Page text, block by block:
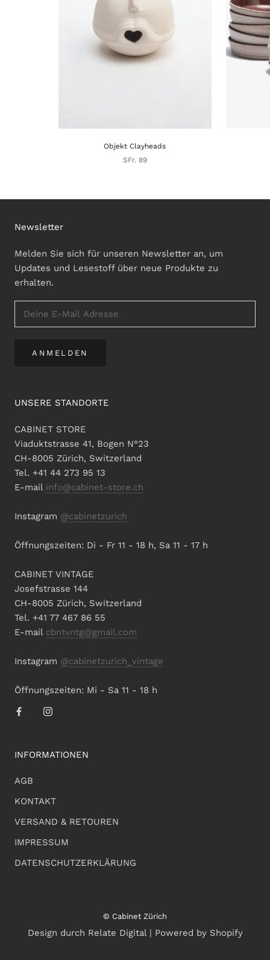
Objekt Clayheads
SFr. 89
Newsletter
Melden Sie sich für unseren Newsletter an, um
Updates und Lesestoff über neue Produkte zu
erhalten.
ANMELDEN
UNSERE STANDORTE
CABINET STORE
Viaduktstrasse 41, Bogen N°23
CH-8005 Zürich, Switzerland
Tel. +41 44 273 95 13
E-mail info@cabinet-store.ch
Instagram @cabinetzurich
Öffnungszeiten: Di - Fr 11 - 18 h, Sa 11 - 17 h
CABINET VINTAGE
Josefstrasse 144
CH-8005 Zürich, Switzerland
Tel. +41 77 467 86 55
E-mail cbntvntg@gmail.com
Instagram @cabinetzurich_vintage
Öffnungszeiten: Mi - Sa 11 - 18 h
INFORMATIONEN
AGB
KONTAKT
VERSAND & RETOUREN
IMPRESSUM
DATENSCHUTZERKLÄRUNG
© Cabinet Zürich
Design durch Relate Digital | Powered by Shopify